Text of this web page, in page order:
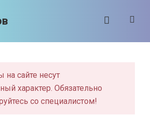
на сайте несут
характер. Обязательно
со специалистом!